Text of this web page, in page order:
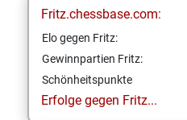
Fritz.chessbase.com:
Elo gegen Fritz:
Gewinnpartien Fritz:
Schönheitspunkte
Erfolge gegen Fritz...